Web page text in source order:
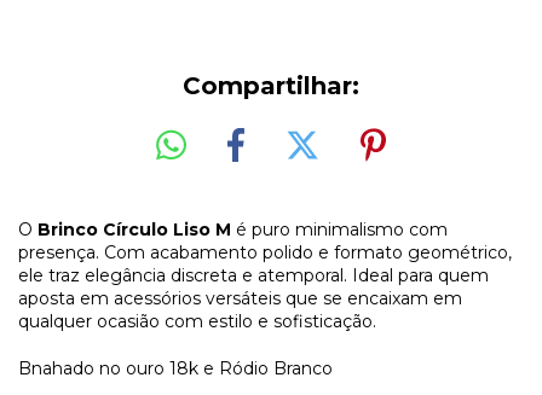
Compartilhar:
O Brinco Círculo Liso M é puro minimalismo com
presença. Com acabamento polido e formato geométrico,
ele traz elegância discreta e atemporal. Ideal para quem
aposta em acessórios versáteis que se encaixam em
qualquer ocasião com estilo e sofisticação.
Bnahado no ouro 18k e Ródio Branco